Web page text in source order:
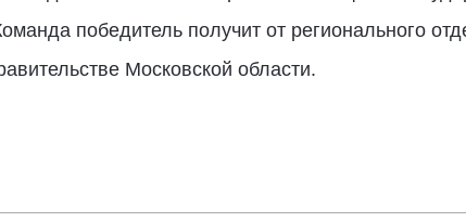
победитель получит от регионального
Московской области.